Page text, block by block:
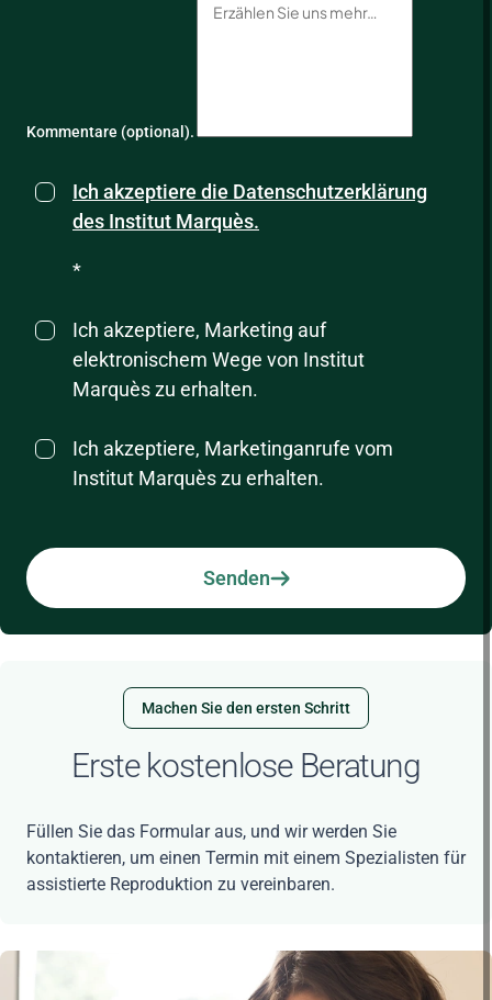
Kommentare (optional).
Ich akzeptiere die Datenschutzerklärung
des Institut Marquès.
*
Ich akzeptiere, Marketing auf
elektronischem Wege von Institut
Marquès zu erhalten.
Ich akzeptiere, Marketinganrufe vom
Institut Marquès zu erhalten.
Senden
Machen Sie den ersten Schritt
Erste kostenlose Beratung
Füllen Sie das Formular aus, und wir werden Sie
kontaktieren, um einen Termin mit einem Spezialisten für
assistierte Reproduktion zu vereinbaren.